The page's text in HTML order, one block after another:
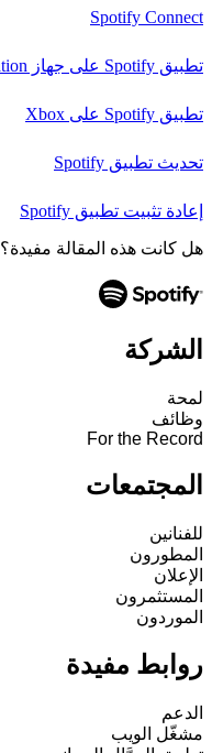
Spotify Connect
تطبيق Spotify على جهاز PlayStation
تطبيق Spotify على Xbox
تحديث تطبيق Spotify
إعادة تثبيت تطبيق Spotify
هل كانت هذه المقالة مفيدة؟
الشركة
لمحة
وظائف
For the Record
المجتمعات
للفنانين
المطورون
الإعلان
المستثمرون
الموردون
روابط مفيدة
الدعم
مشغّل الويب